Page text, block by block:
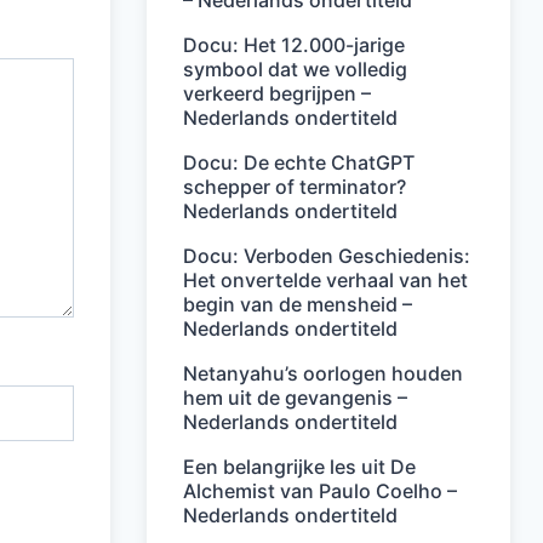
Docu: Het 12.000-jarige
symbool dat we volledig
verkeerd begrijpen –
Nederlands ondertiteld
Docu: De echte ChatGPT
schepper of terminator?
Nederlands ondertiteld
Docu: Verboden Geschiedenis:
Het onvertelde verhaal van het
begin van de mensheid –
Nederlands ondertiteld
Netanyahu’s oorlogen houden
hem uit de gevangenis –
Nederlands ondertiteld
Een belangrijke les uit De
Alchemist van Paulo Coelho –
Nederlands ondertiteld